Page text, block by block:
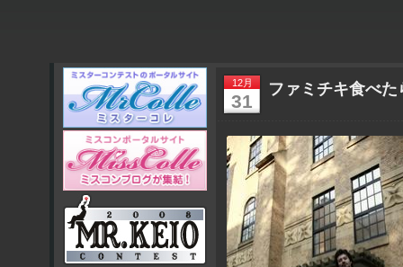
ファミチキ食べた
12月
31